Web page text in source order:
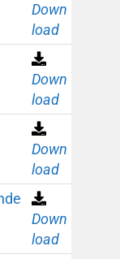
Down
load
Down
load
Down
load
Down
load